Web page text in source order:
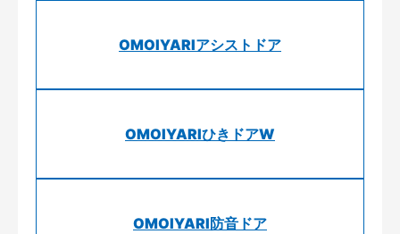
OMOIYARIアシストドア
OMOIYARIひきドアW
OMOIYARI防音ドア